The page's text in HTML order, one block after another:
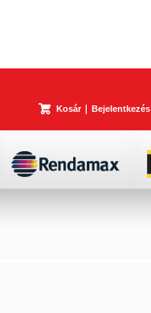
Kosár Bejelentkezés